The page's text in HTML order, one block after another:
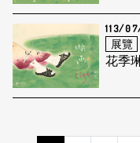
113/
展覽
花季